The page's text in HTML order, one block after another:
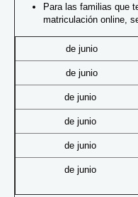
Para las familias que
matriculación online,
de junio
de junio
de junio
de junio
de junio
de junio